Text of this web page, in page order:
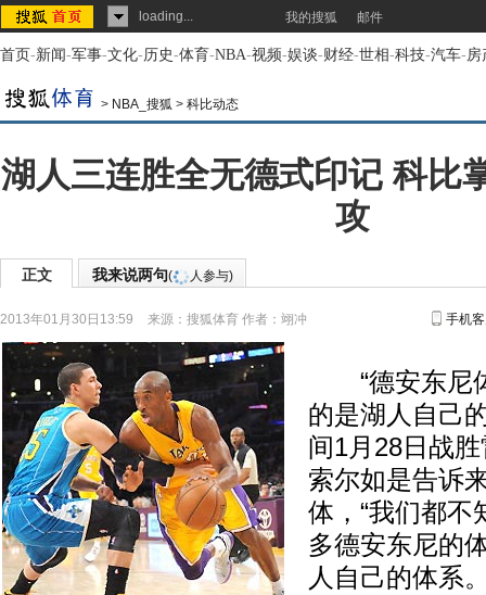
loading... 我的搜狐 邮件
首页-新闻-军事-文化-历史-体育-NBA-视频-娱谈-财经-世相-科技-汽车-房
> NBA_搜狐 > 科比动态
湖人三连胜全无德式印记 科比
攻
正文 我来说两句( 人参与)
2013年01月30日13:59 来源： 搜狐体育 作者：翊冲 手机
“德安东尼
的是湖人自己
间1月28日战
索尔如是告诉
体，“我们都不
多德安东尼的
人自己的体系